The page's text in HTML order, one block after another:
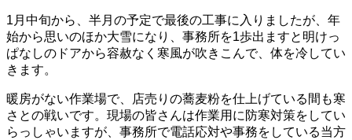
1月中旬から、半月の予定で最後の工事に入りましたが、年
始から思いのほか大雪になり、事務所を1歩出ますと明けっ
ぱなしのドアから容赦なく寒風が吹きこんで、体を冷してい
きます。
暖房がない作業場で、店売りの蕎麦粉を仕上げている間も寒
さとの戦いです。現場の皆さんは作業用に防寒対策をしてい
らっしゃいますが、事務所で電話応対や事務をしている当方